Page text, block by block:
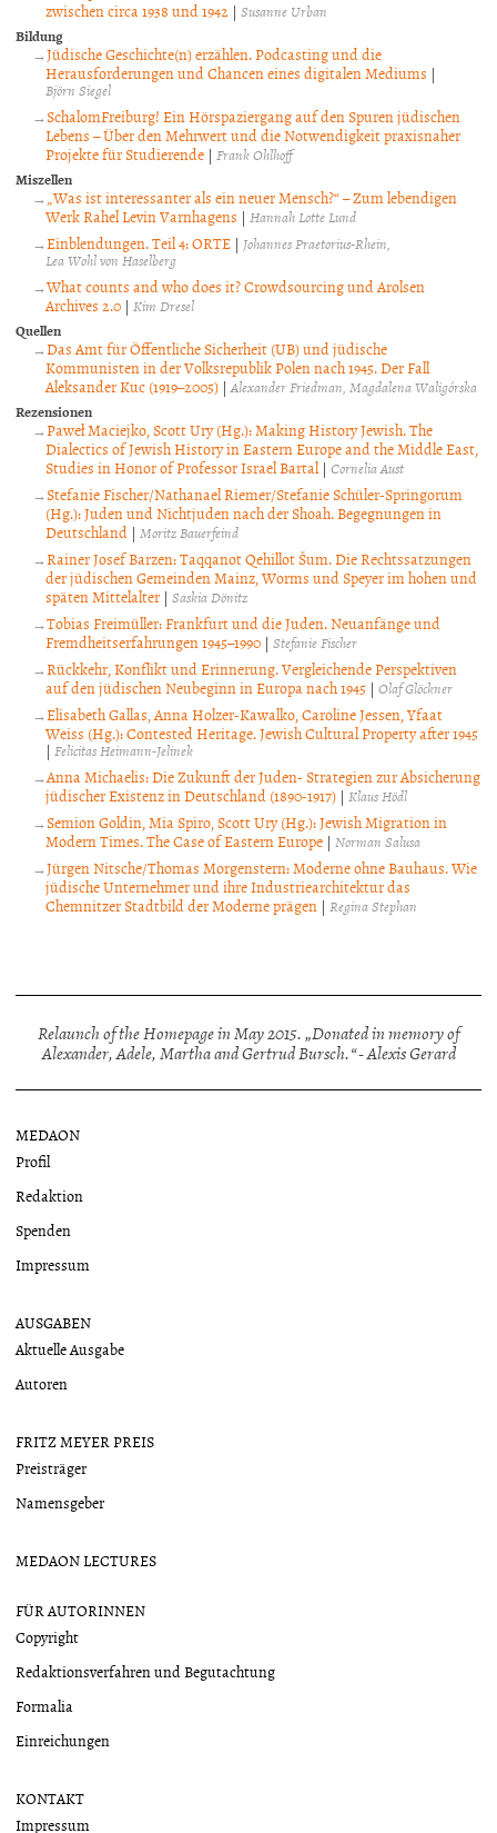
zwischen circa 1938 und 1942 | Susanne Urban
Bildung
Jüdische Geschichte(n) erzählen. Podcasting und die
Herausforderungen und Chancen eines digitalen Mediums |
Björn Siegel
SchalomFreiburg! Ein Hörspaziergang auf den Spuren jüdischen
Lebens – Über den Mehrwert und die Notwendigkeit praxisnaher
Projekte für Studierende | Frank Ohlhoff
Miszellen
„Was ist interessanter als ein neuer Mensch?“ – Zum lebendigen
Werk Rahel Levin Varnhagens | Hannah Lotte Lund
Einblendungen. Teil 4: ORTE | Johannes Praetorius-Rhein
Lea Wohl von Haselberg
What counts and who does it? Crowdsourcing und Arolsen
Archives 2.0 | Kim Dresel
Quellen
Das Amt für Öffentliche Sicherheit (UB) und jüdische
Kommunisten in der Volksrepublik Polen nach 1945. Der Fall
Aleksander Kuc (1919–2005) |Alexander Friedman Magdalena Waligórska
Rezensionen
Paweł Maciejko, Scott Ury (Hg.): Making History Jewish. The
Dialectics of Jewish History in Eastern Europe and the Middle East,
Studies in Honor of Professor Israel Bartal| Cornelia Aust
Stefanie Fischer/Nathanael Riemer/Stefanie Schüler-Springorum
(Hg.): Juden und Nichtjuden nach der Shoah. Begegnungen in
Deutschland | Moritz Bauerfeind
Rainer Josef Barzen: Taqqanot Qehillot Šum. Die Rechtssatzungen
der jüdischen Gemeinden Mainz, Worms und Speyer im hohen und
späten Mittelalter | Saskia Dönitz
Tobias Freimüller: Frankfurt und die Juden. Neuanfänge und
Fremdheitserfahrungen 1945–1990 | Stefanie Fischer
Rückkehr, Konflikt und Erinnerung. Vergleichende Perspektiven
auf den jüdischen Neubeginn in Europa nach 1945 | Olaf Glöckner
Elisabeth Gallas, Anna Holzer-Kawalko, Caroline Jessen, Yfaat
Weiss (Hg.): Contested Heritage. Jewish Cultural Property after 1945
| Felicitas Heimann-Jelinek
Anna Michaelis: Die Zukunft der Juden- Strategien zur Absicherung
jüdischer Existenz in Deutschland (1890-1917) | Klaus Hödl
Semion Goldin, Mia Spiro, Scott Ury (Hg.): Jewish Migration in
Modern Times. The Case of Eastern Europe | Norman Salusa
Jürgen Nitsche/Thomas Morgenstern: Moderne ohne Bauhaus. Wie
jüdische Unternehmer und ihre Industriearchitektur das
Chemnitzer Stadtbild der Moderne prägen | Regina Stephan
Relaunch of the Homepage in May 2015. „Donated in memory of
Alexander, Adele, Martha and Gertrud Bursch.“ - Alexis Gerard
MEDAON
Profil
Redaktion
Spenden
Impressum
AUSGABEN
Aktuelle Ausgabe
Autoren
FRITZ MEYER PREIS
Preisträger
Namensgeber
MEDAON LECTURES
FÜR AUTORINNEN
Copyright
Redaktionsverfahren und Begutachtung
Formalia
Einreichungen
KONTAKT
Impressum